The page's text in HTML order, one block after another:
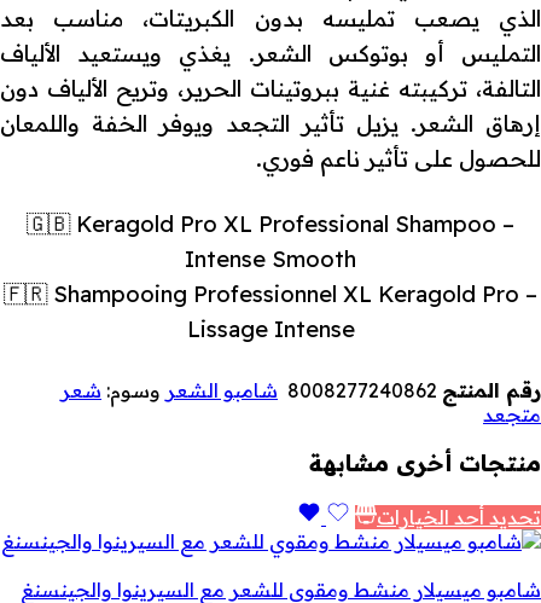
الذي يصعب تمليسه بدون الكبريتات، مناسب بعد
التمليس أو بوتوكس الشعر. يغذي ويستعيد الألياف
التالفة، تركيبته غنية ببروتينات الحرير، وتريح الألياف دون
إرهاق الشعر. يزيل تأثير التجعد ويوفر الخفة واللمعان
للحصول على تأثير ناعم فوري.
🇬🇧 Keragold Pro XL Professional Shampoo –
Intense Smooth
🇫🇷 Shampooing Professionnel XL Keragold Pro –
Lissage Intense
رقم المنتج 8008277240862 شامبو الشعر وسوم: شعر
متجعد
منتجات أخرى مشابهة
تحديد أحد الخيارات
شامبو ميسيلار منشط ومقوي للشعر مع السيرينوا والجينسنغ